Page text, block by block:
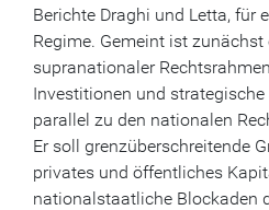
Berichte Draghi und Letta, für
Regime. Gemeint ist zunächst
supranationaler
Investitionen und
parallel zu den nationalen
Er soll grenzüberschreitende
privates und öffentliches
nationalstaatliche Blockaden